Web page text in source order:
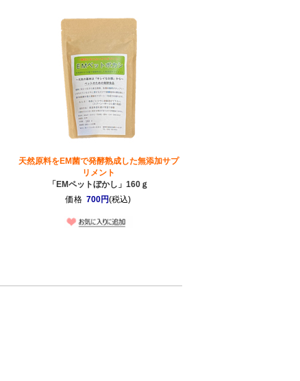
天然原料をEM菌で発酵熟成した無添加サプ
リメント
「EMペットぼかし」160ｇ
価格 700円(税込)